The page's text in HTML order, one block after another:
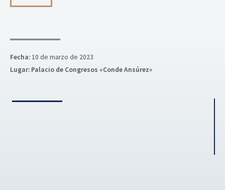
Fecha:10 de marzo de 2023
Lugar: Palacio de Congresos «Conde Ansúrez»